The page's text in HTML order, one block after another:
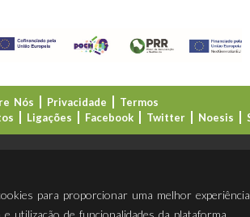
Nós Privacidade
Termos
Ligações Facebook Twitter Noesis
para proporcionar uma melhor
e utilização de funcionalidades da plataforma.